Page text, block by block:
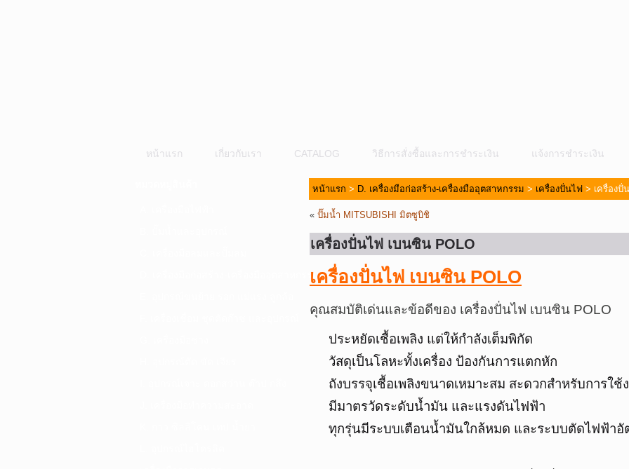
หน้าแรก เกี่ยวกับเรา CATALOG วิธีการสั่งซื้อและการชำระเงิน แจ้งการชำระเงิน
D. เครื่องมือก่อสร้าง-เครื่องมืออุตสาหกรรม
หน้าแรก > D. เครื่องมือก่อสร้าง-เครื่องมืออุตสาหกรรม > เครื่องปั่นไฟ > เครื่องปั่
« ปั๊มน้ำ MITSUBISHI มิตซูบิชิ
เครื่องปั่นไฟ เบนซิน POLO
เครื่องปั่นไฟ เบนซิน POLO
คุณสมบัติเด่นและข้อดีของ เครื่องปั่นไฟ เบนซิน POLO
ประหยัดเชื้อเพลิง แต่ให้กำลังเต็มพิกัด
วัสดุเป็นโลหะทั้งเครื่อง ป้องกันการแตกหัก
ถังบรรจุเชื้อเพลิงขนาดเหมาะสม สะดวกสำหรับการใช้
มีมาตรวัดระดับน้ำมัน และแรงดันไฟฟ้า
ทุกรุ่นมีระบบเตือนน้ำมันใกล้หมด และระบบตัดไฟฟ้า